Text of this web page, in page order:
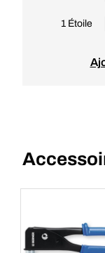
1 Étoile